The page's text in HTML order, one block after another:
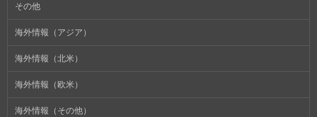
その他
海外情報（アジア）
海外情報（北米）
海外情報（欧米）
海外情報（その他）